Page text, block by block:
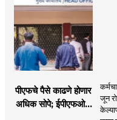
पीएफचे पैसे काढणे होणार
अधिक सोपे; ईपीएफओचे
जून